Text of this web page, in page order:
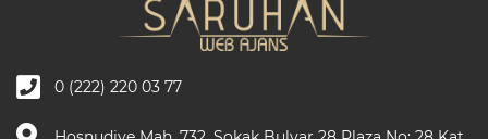
0 (222) 220 03 77